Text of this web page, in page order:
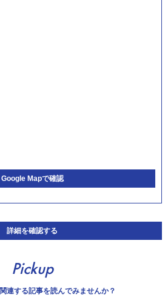
Google Mapで確認
詳細を確認する
Pickup
連する記事を読んでみませんか？